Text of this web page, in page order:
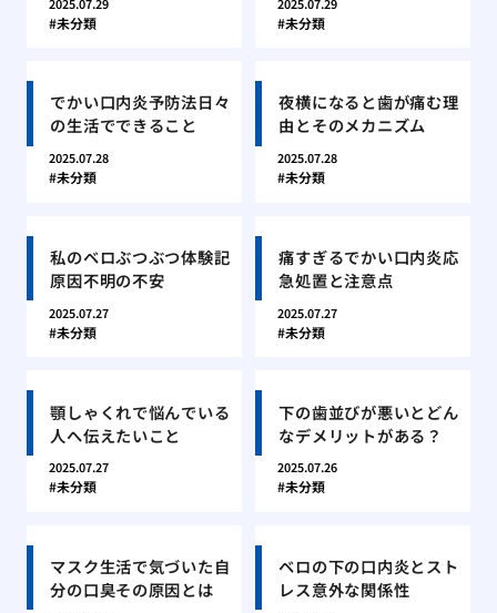
2025.07.29
未分類
2025.07.29
未分類
でかい口内炎予防法日々
の生活でできること
2025.07.28
未分類
夜横になると歯が痛む理
由とそのメカニズム
2025.07.28
未分類
私のベロぶつぶつ体験記
原因不明の不安
2025.07.27
未分類
痛すぎるでかい口内炎応
急処置と注意点
2025.07.27
未分類
顎しゃくれで悩んでいる
人へ伝えたいこと
2025.07.27
未分類
下の歯並びが悪いとどん
なデメリットがある？
2025.07.26
未分類
マスク生活で気づいた自
分の口臭その原因とは
ベロの下の口内炎とスト
レス意外な関係性